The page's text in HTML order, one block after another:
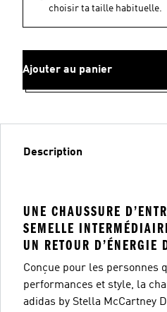
choisir ta taille habituelle.
Ajouter au panier
Description
UNE CHAUSSURE
SEMELLE
UN RETOUR D’ÉNERGIE
Conçue pour les personnes
performances et style, la
adidas by Stella McCartney